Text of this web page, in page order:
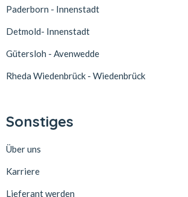
Paderborn - Innenstadt
Detmold- Innenstadt
Gütersloh - Avenwedde
Rheda Wiedenbrück - Wiedenbrück
Sonstiges
Über uns
Karriere
Lieferant werden